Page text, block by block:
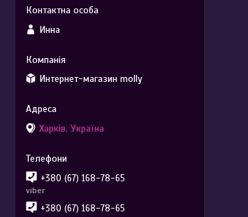
Инна
Интернет-магазин molly
Харків, Україна
+380 (67) 168-78-65
viber
+380 (67) 168-78-65